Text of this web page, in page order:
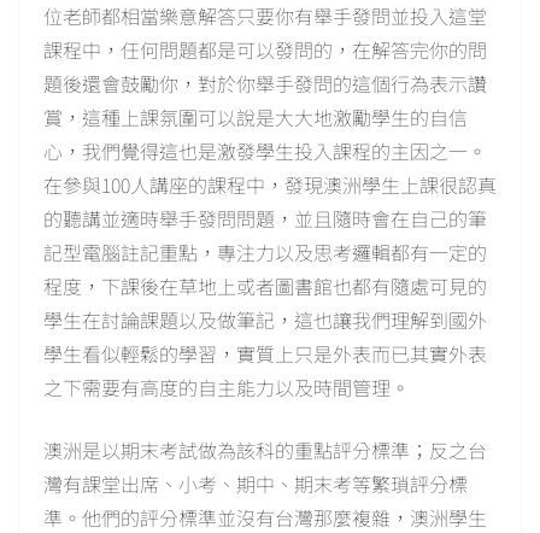
位老師都相當樂意解答只要你有舉手發問並投入這堂
課程中，任何問題都是可以發問的，在解答完你的問
題後還會鼓勵你，對於你舉手發問的這個行為表示讚
賞，這種上課氛圍可以說是大大地激勵學生的自信
心，我們覺得這也是激發學生投入課程的主因之一。
在參與100人講座的課程中，發現澳洲學生上課很認真
的聽講並適時舉手發問問題，並且隨時會在自己的筆
記型電腦註記重點，專注力以及思考邏輯都有一定的
程度，下課後在草地上或者圖書館也都有隨處可見的
學生在討論課題以及做筆記，這也讓我們理解到國外
學生看似輕鬆的學習，實質上只是外表而已其實外表
之下需要有高度的自主能力以及時間管理。
澳洲是以期末考試做為該科的重點評分標準；反之台
灣有課堂出席、小考、期中、期末考等繁瑣評分標
準。他們的評分標準並沒有台灣那麼複雜，澳洲學生